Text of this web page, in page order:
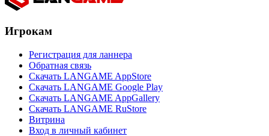
Игрокам
Регистрация для ланнера
Обратная связь
Скачать LANGAME AppStore
Скачать LANGAME Google Play
Скачать LANGAME AppGallery
Скачать LANGAME RuStore
Витрина
Вход в личный кабинет